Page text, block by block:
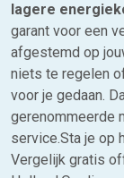
lagere
garant voor een
afgestemd op
niets te regelen
voor je gedaan.
gerenommeerde
service.Sta je op
Vergelijk gratis